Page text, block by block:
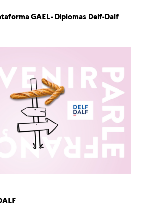
GAEL- Diplomas Delf-Dalf